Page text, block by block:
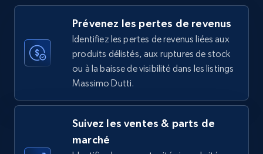
more.
35.3K+ 5.7K+ Commencer
rating object, Product rating max, Rating,
Author name, Asin, and more.
Prévenez les pertes de revenus
Identifiez les pertes de revenus liées aux
produits délistés, aux ruptures de stock
ou à la baisse de visibilité dans les listings
Massimo Dutti.
Suivez les ventes & parts de
marché